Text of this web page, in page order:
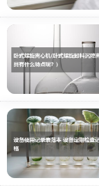
多种。 4、锥形瓶：
馏出物的承受器 （
超过容积的1/2。
炒固体。 （2）使
上直接加热。②蒸
热，用余热 将溶液
上，要垫上石棉网
烧。 （2）使用方
同的材料制成的坩
加热。瓷坩埚不能
质。 二、计量仪器
平；温度计。 1、
（2）使用方法：①
装热溶液以免炸裂